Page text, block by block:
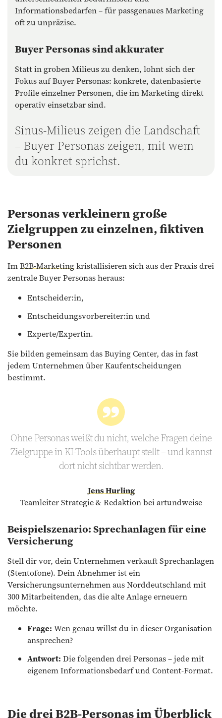
Informationsbedarfen – für passgenaues Marketing
oft zu unpräzise.
Buyer Personas sind akkurater
Statt in groben Milieus zu denken, lohnt sich der
Fokus auf Buyer Personas: konkrete, datenbasierte
Profile einzelner Personen, die im Marketing direkt
operativ einsetzbar sind.
Sinus-Milieus zeigen die Landschaft
– Buyer Personas zeigen, mit wem
du konkret sprichst.
Personas verkleinern große
Zielgruppen zu einzelnen, fiktiven
Personen
ImB2B-Marketingkristallisieren sich aus der Praxis drei
zentrale Buyer Personas heraus:
Entscheider:in,
Entscheidungsvorbereiter:in und
Experte/Expertin.
Sie bilden gemeinsam das Buying Center, das in fast
jedem Unternehmen über Kaufentscheidungen
bestimmt.
Ohne Personas weißt du nicht, welche Fragen deine
Zielgruppe in KI-Tools überhaupt stellt – und kannst
dort nicht sichtbar werden.
Jens Hurling
Teamleiter Strategie & Redaktion bei artundweise
Beispielszenario: Sprechanlagen für eine
Versicherung
Stell dir vor, dein Unternehmen verkauft Sprechanlagen
(Stentofone). Dein Abnehmer ist ein
Versicherungsunternehmen aus Norddeutschland mit
300 Mitarbeitenden, das die alte Anlage erneuern
möchte.
Frage: Wen genau willst du in dieser Organisation
ansprechen?
Antwort: Die folgenden drei Personas – jede mit
eigenem Informationsbedarf und Content-Format.
Die drei B2B-Personas im Überblick